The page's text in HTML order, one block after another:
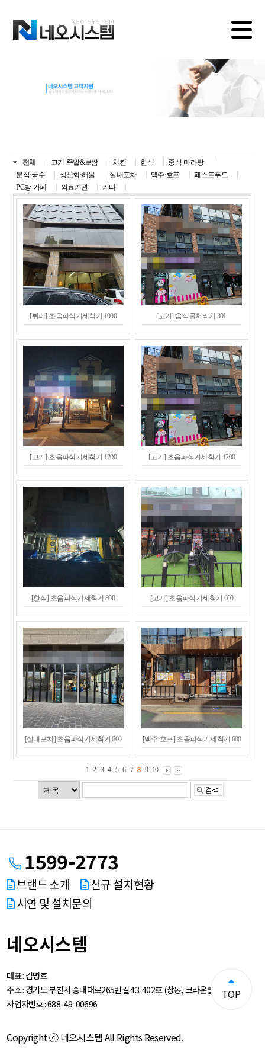
전체 고기·족발&보쌈 치킨 한식
중식·마라탕
분식·국수
생선회·해물 실내포차 맥주·호프
패스트푸드
PC방·카페
의료기관 기타
[뷔페] 초음파식기세척기 1000 [고기] 음식물처리기 30L
[고기] 초음파식기세척기 1200 [고기] 초음파식기세척기 1200
[한식] 초음파식기세척기 800 [고기] 초음파식기세척기 600
[실내포차] 초음파식기세척기 600 [맥주·호프] 초음파식기세척기 600
1 2 3 4 5 6 7 8 9 10
브랜드 소개
신규 설치현황
시연 및 설치문의
네오시스템
대표 :김명호
주소 :경기도 부천시 송내대로265번길 43. 402호 (상동, 크라운빌딩)
사업자번호 :688-49-00696
Copyright ⓒ 네오시스템 All Rights Reserved.
1599-2773
TOP